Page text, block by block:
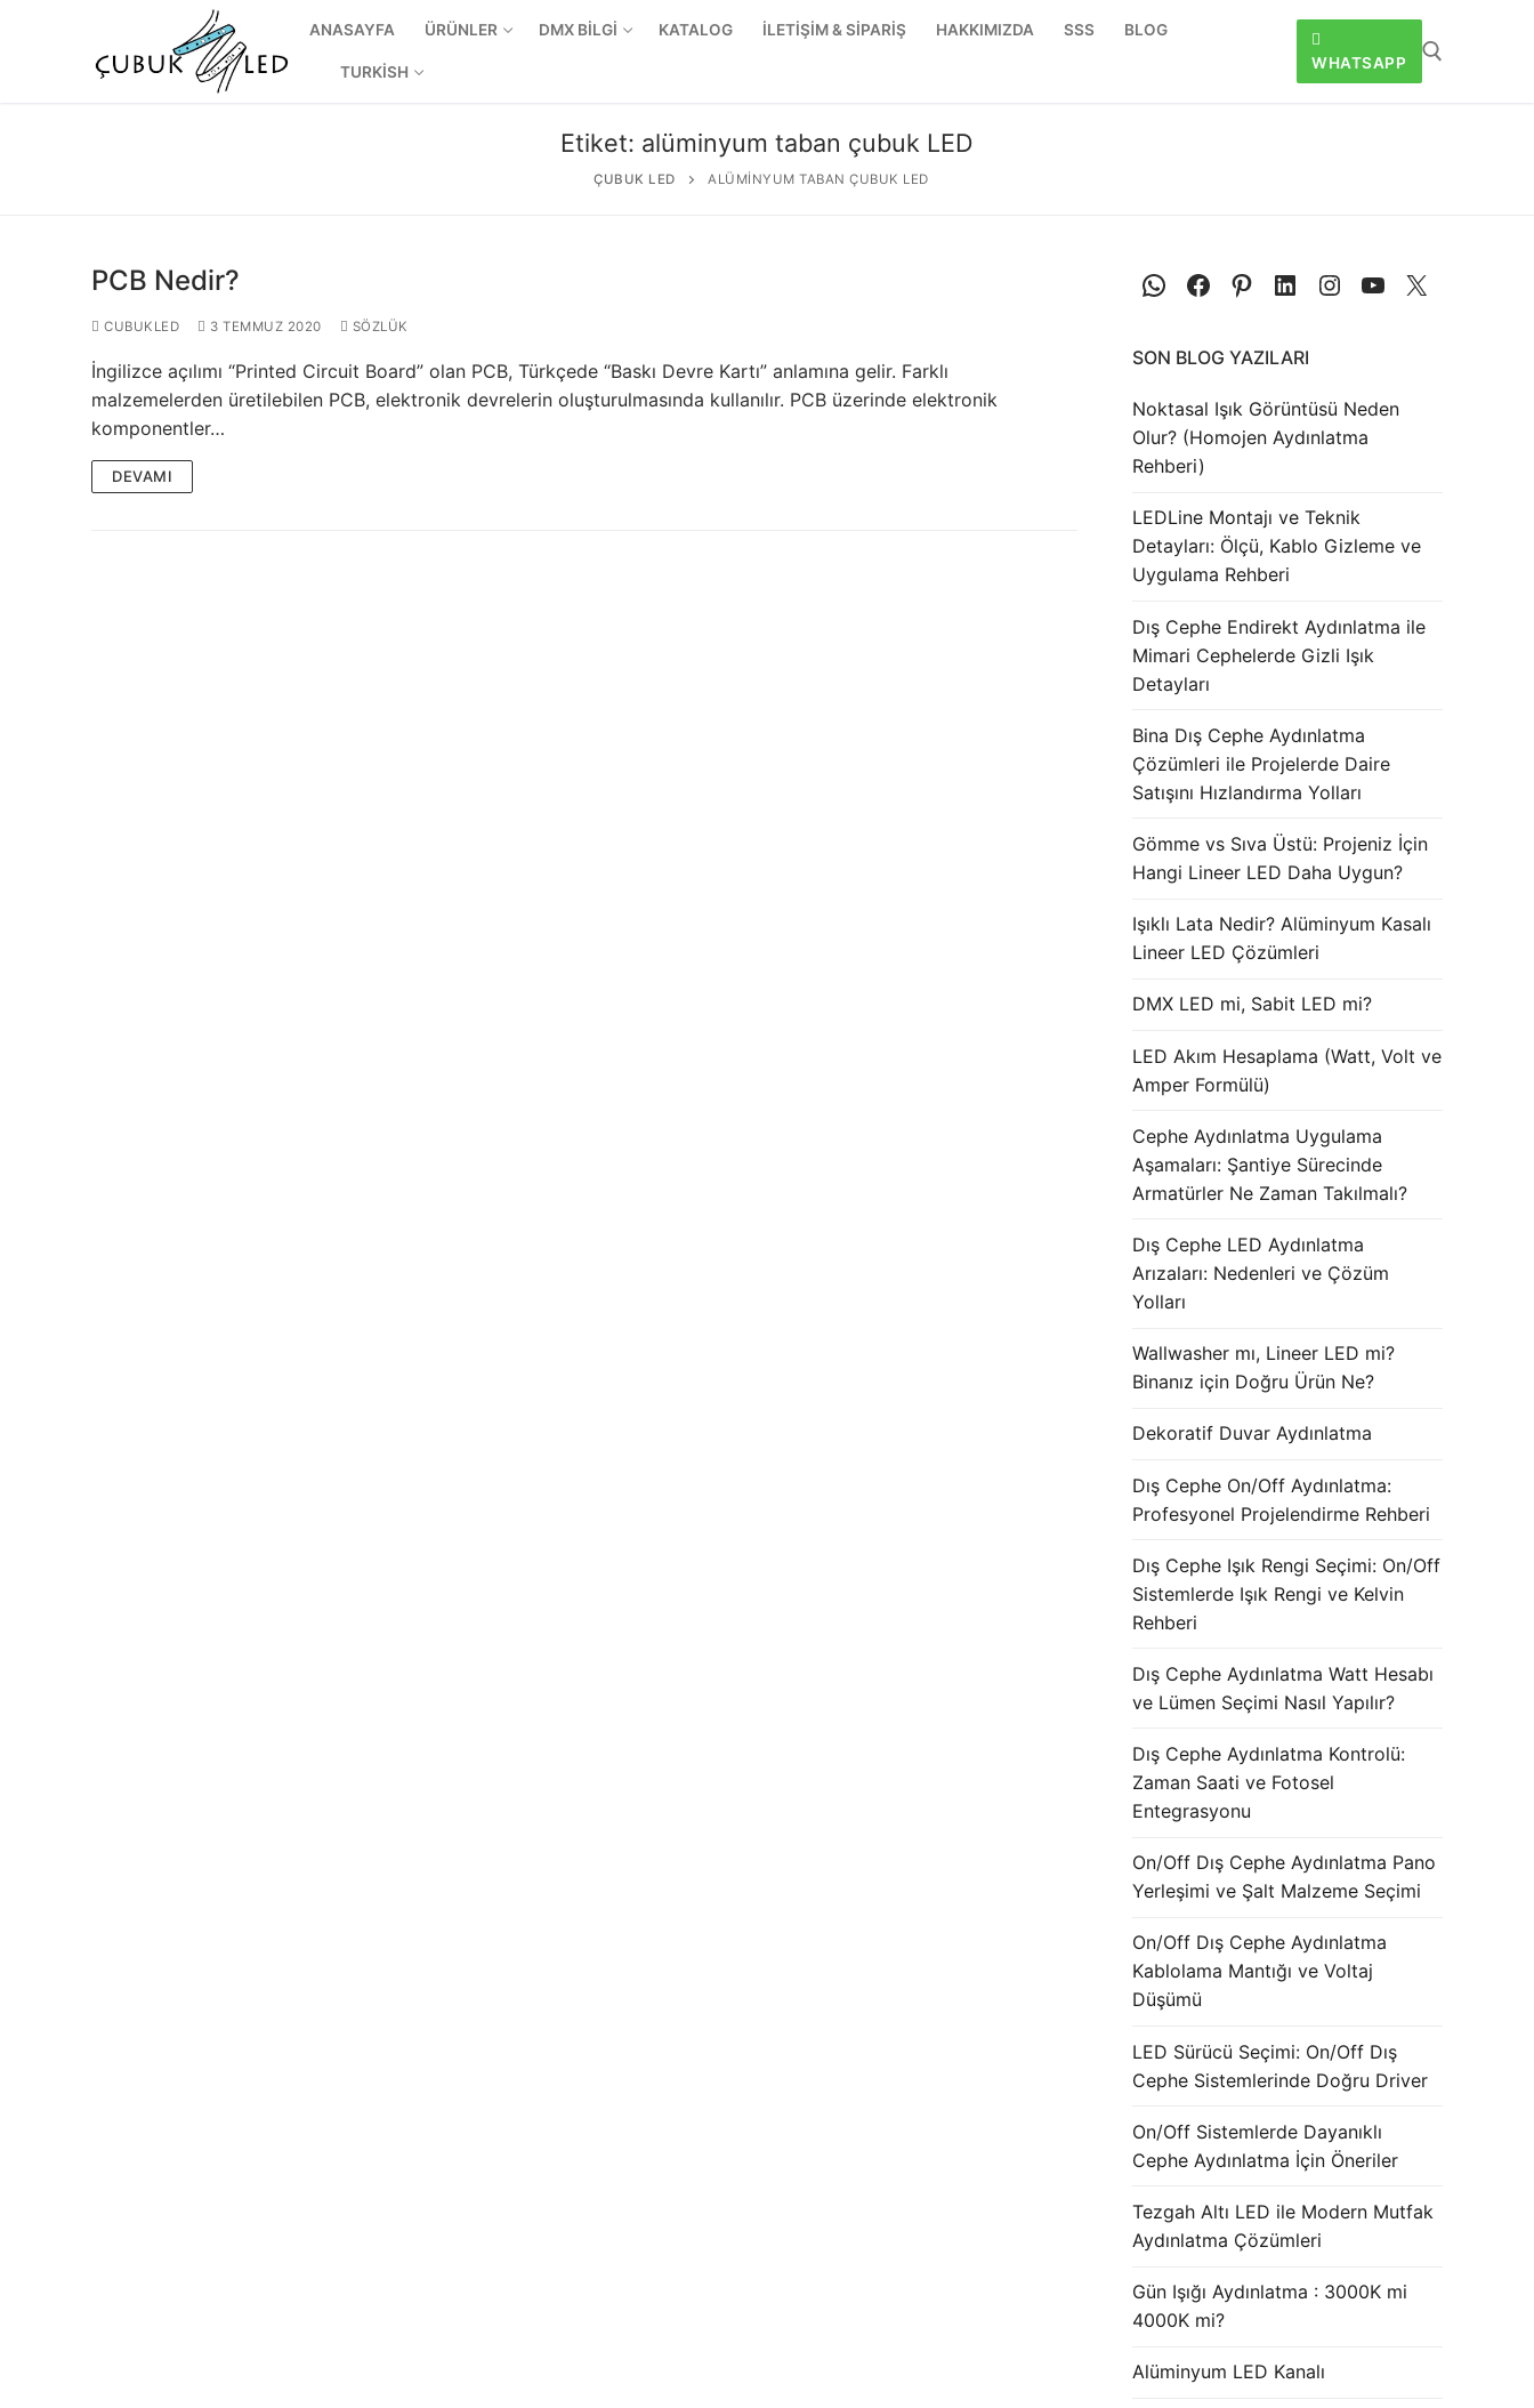
ANASAYFA ÜRÜNLER DMX BİLGİ KATALOG İLETİŞİM & SİPARİŞ HAKKIMIZDA SSS BLOG
TURKISH WHATSAPP
ANASAYFA
Etiket: alüminyum taban çubuk LED
ÇUBUK LED ALÜMINYUM TABAN ÇUBUK LED
PCB Nedir?
CUBUKLED 3 TEMMUZ 2020 SÖZLÜK
İngilizce açılımı “Printed Circuit Board” olan PCB, Türkçede “Baskı Devre Kartı” anlamına gelir. Farklı
malzemelerden üretilebilen PCB, elektronik devrelerin oluşturulmasında kullanılır. PCB üzerinde elektronik
komponentler…
DEVAMI
SON BLOG YAZILARI
Noktasal Işık Görüntüsü Neden
Olur? (Homojen Aydınlatma
Rehberi)
LEDLine Montajı ve Teknik
Detayları: Ölçü, Kablo Gizleme ve
Uygulama Rehberi
Dış Cephe Endirekt Aydınlatma ile
Mimari Cephelerde Gizli Işık
Detayları
Bina Dış Cephe Aydınlatma
Çözümleri ile Projelerde Daire
Satışını Hızlandırma Yolları
Gömme vs Sıva Üstü: Projeniz İçin
Hangi Lineer LED Daha Uygun?
Işıklı Lata Nedir? Alüminyum Kasalı
Lineer LED Çözümleri
DMX LED mi, Sabit LED mi?
LED Akım Hesaplama (Watt, Volt ve
Amper Formülü)
Cephe Aydınlatma Uygulama
Aşamaları: Şantiye Sürecinde
Armatürler Ne Zaman Takılmalı?
Dış Cephe LED Aydınlatma
Arızaları: Nedenleri ve Çözüm
Yolları
Wallwasher mı, Lineer LED mi?
Binanız için Doğru Ürün Ne?
Dekoratif Duvar Aydınlatma
Dış Cephe On/Off Aydınlatma:
Profesyonel Projelendirme Rehberi
Dış Cephe Işık Rengi Seçimi: On/Off
Sistemlerde Işık Rengi ve Kelvin
Rehberi
Dış Cephe Aydınlatma Watt Hesabı
ve Lümen Seçimi Nasıl Yapılır?
Dış Cephe Aydınlatma Kontrolü:
Zaman Saati ve Fotosel
Entegrasyonu
On/Off Dış Cephe Aydınlatma Pano
Yerleşimi ve Şalt Malzeme Seçimi
On/Off Dış Cephe Aydınlatma
Kablolama Mantığı ve Voltaj
Düşümü
LED Sürücü Seçimi: On/Off Dış
Cephe Sistemlerinde Doğru Driver
On/Off Sistemlerde Dayanıklı
Cephe Aydınlatma İçin Öneriler
Tezgah Altı LED ile Modern Mutfak
Aydınlatma Çözümleri
Gün Işığı Aydınlatma : 3000K mi
4000K mi?
Alüminyum LED Kanalı